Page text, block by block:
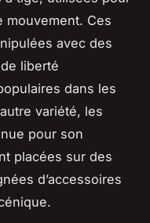
mouvement. Ces
avec des
liberté
dans les
variété, les
pour son
placées sur des
d’accessoires